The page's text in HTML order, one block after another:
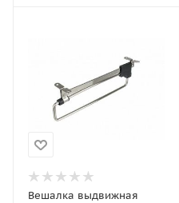
Вешалка выдвижная